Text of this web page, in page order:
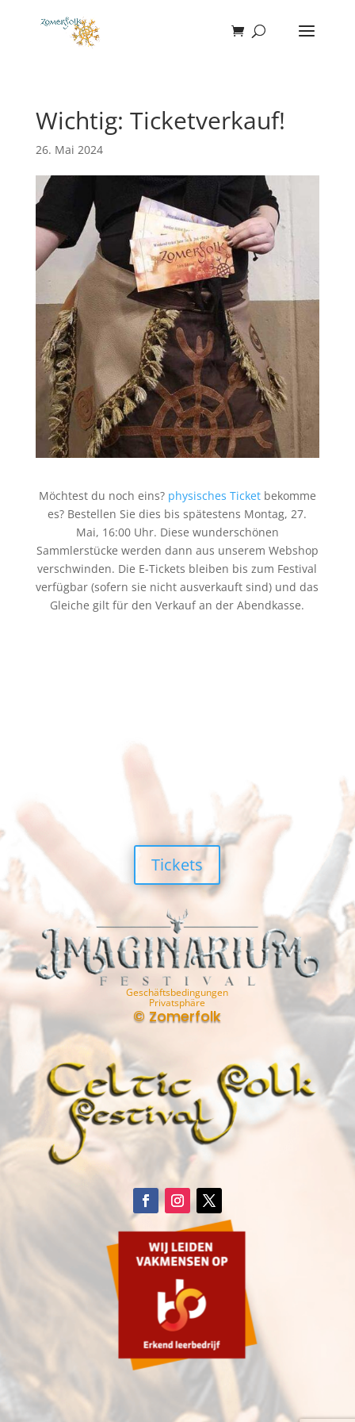
Wichtig: Ticketverkauf!
26. Mai 2024
Möchtest du noch eins? physisches Ticketbekomme
es? Bestellen Sie dies bis spätestens Montag, 27.
Mai, 16:00 Uhr. Diese wunderschönen
Sammlerstücke werden dann aus unserem Webshop
verschwinden. Die E-Tickets bleiben bis zum Festival
verfügbar (sofern sie nicht ausverkauft sind) und das
Gleiche gilt für den Verkauf an der Abendkasse.
Tickets
Geschäftsbedingungen
Privatsphäre
© Zomerfolk